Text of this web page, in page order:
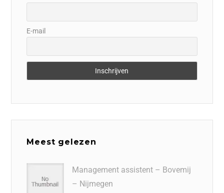
E-mail
Meest gelezen
Management assistent – Bovemij
– Nijmegen